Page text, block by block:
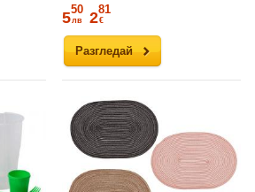
Разгледай
550
лв 281
€